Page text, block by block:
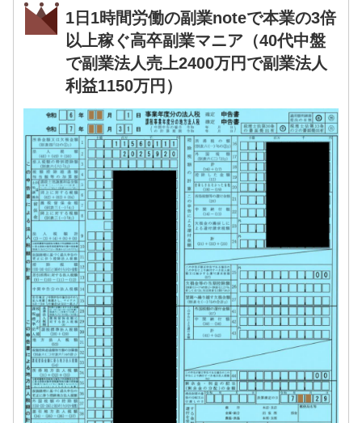
1日1時間労働の副業noteで本業の3倍
以上稼ぐ高卒副業マニア（40代中盤
で副業法人売上2400万円で副業法人
利益1150万円）